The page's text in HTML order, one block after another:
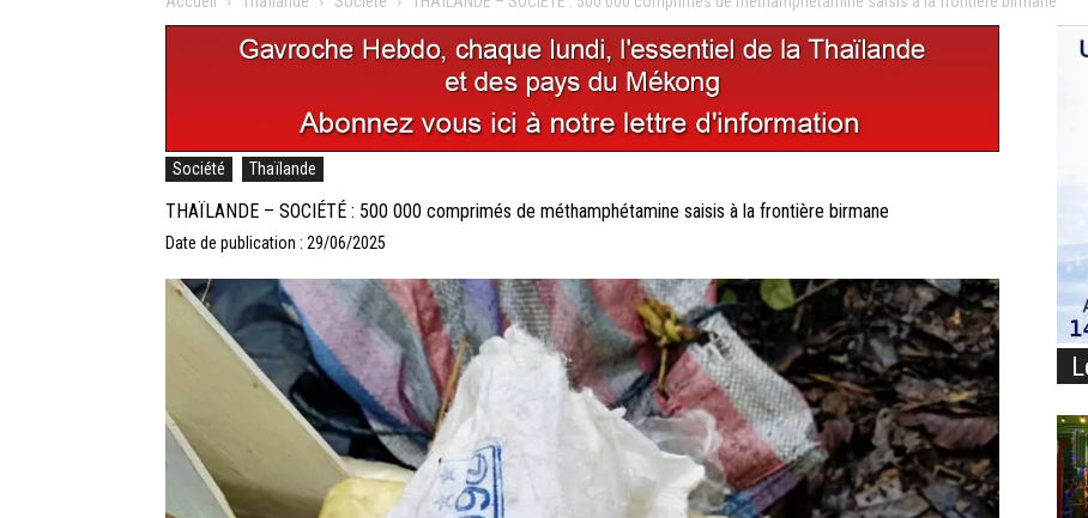
Société Thaïlande
THAÏLANDE – SOCIÉTÉ : 500 000 comprimés de méthamphétamine saisis à la frontière birmane
Date de publication : 29/06/2025